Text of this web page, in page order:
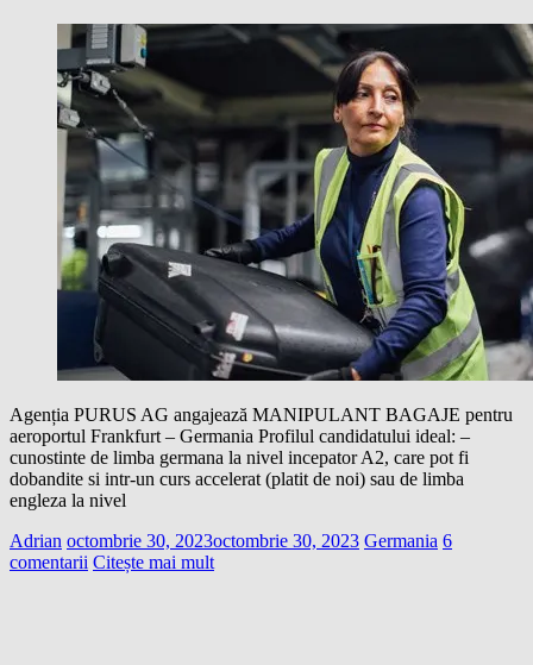
Agenția PURUS AG angajează MANIPULANT BAGAJE pentru
aeroportul Frankfurt – Germania Profilul candidatului ideal: –
cunostinte de limba germana la nivel incepator A2, care pot fi
dobandite si intr-un curs accelerat (platit de noi) sau de limba
engleza la nivel
Adrian octombrie 30, 2023octombrie 30, 2023 Germania 6
comentarii Citește mai mult